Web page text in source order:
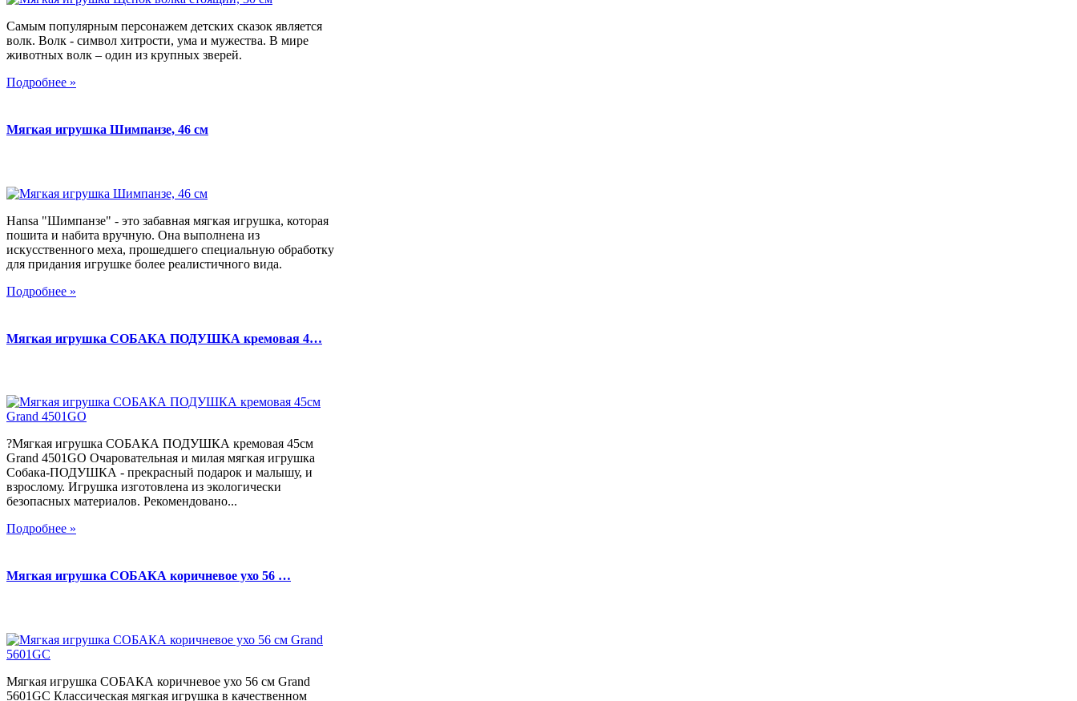
Самым популярным персонажем детских сказок является
волк. Волк - символ хитрости, ума и мужества. В мире
животных волк – один из крупных зверей.
Подробнее »
Мягкая игрушка Шимпанзе, 46 см
Hansa "Шимпанзе" - это забавная мягкая игрушка, которая
пошита и набита вручную. Она выполнена из
искусственного меха, прошедшего специальную обработку
для придания игрушке более реалистичного вида.
Подробнее »
Мягкая игрушка СОБАКА ПОДУШКА кремовая 4…
?Мягкая игрушка СОБАКА ПОДУШКА кремовая 45см
Grand 4501GO Очаровательная и милая мягкая игрушка
Собака-ПОДУШКА - прекрасный подарок и малышу, и
взрослому. Игрушка изготовлена из экологически
безопасных материалов. Рекомендовано...
Подробнее »
Мягкая игрушка СОБАКА коричневое ухо 56 …
Мягкая игрушка СОБАКА коричневое ухо 56 см Grand
5601GC Классическая мягкая игрушка в качественном